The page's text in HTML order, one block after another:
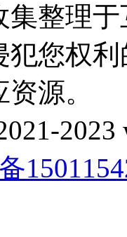
集整理
犯您权
源。
2023